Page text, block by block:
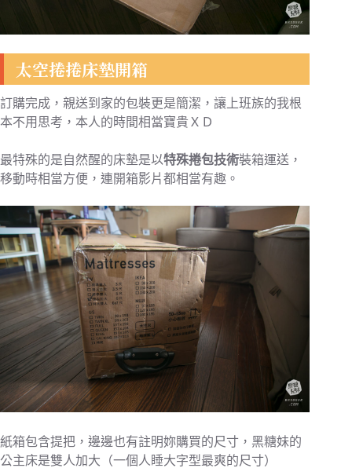
太空捲捲床墊開箱
訂購完成，親送到家的包裝更是簡潔，讓上班族的我根
本不用思考，本人的時間相當寶貴ＸＤ
最特殊的是自然醒的床墊是以特殊捲包技術裝箱運送，
移動時相當方便，連開箱影片都相當有趣。
紙箱包含提把，邊邊也有註明妳購買的尺寸，黑糖妹的
公主床是雙人加大（一個人睡大字型最爽的尺寸）